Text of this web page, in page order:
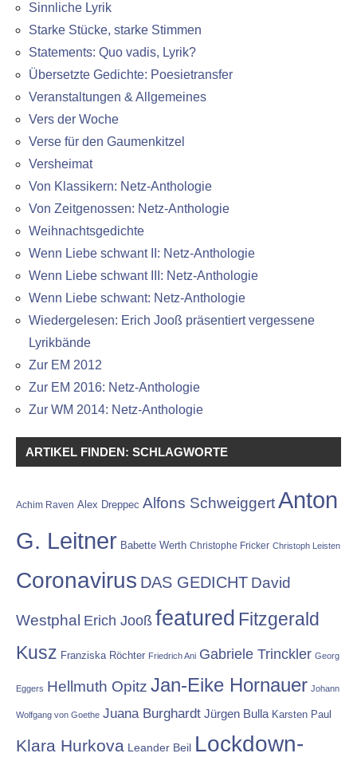
Sinnliche Lyrik
Starke Stücke, starke Stimmen
Statements: Quo vadis, Lyrik?
Übersetzte Gedichte: Poesietransfer
Veranstaltungen & Allgemeines
Vers der Woche
Verse für den Gaumenkitzel
Versheimat
Von Klassikern: Netz-Anthologie
Von Zeitgenossen: Netz-Anthologie
Weihnachtsgedichte
Wenn Liebe schwant II: Netz-Anthologie
Wenn Liebe schwant III: Netz-Anthologie
Wenn Liebe schwant: Netz-Anthologie
Wiedergelesen: Erich Jooß präsentiert vergessene
Lyrikbände
Zur EM 2012
Zur EM 2016: Netz-Anthologie
Zur WM 2014: Netz-Anthologie
ARTIKEL FINDEN: SCHLAGWORTE
Achim Raven Alex Dreppec Alfons SchweiggertAnton
G. Leitner Babette Werth Christophe Fricker Christoph Leisten
Coronavirus DAS GEDICHT David
Westphal Erich Jooß featured Fitzgerald
Kusz Franziska Röchter Friedrich Ani Gabriele Trinckler Georg
Eggers Hellmuth Opitz Jan-Eike Hornauer Johann
Wolfgang von Goethe Juana Burghardt Jürgen Bulla Karsten Paul
Klara Hurkova Leander Beil Lockdown-